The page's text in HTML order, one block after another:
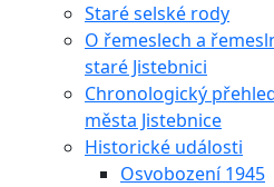
Staré selské rody
O řemeslech a
staré Jistebnici
Chronologický
města Jistebnice
Historické události
Osvobození 1945